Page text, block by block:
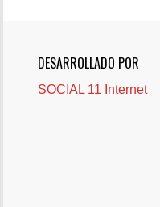
DESARROLLADO POR
SOCIAL 11 Internet